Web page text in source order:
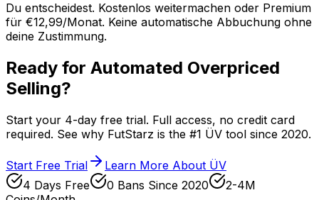
Du entscheidest. Kostenlos weitermachen oder Premium
für €12,99/Monat. Keine automatische Abbuchung ohne
deine Zustimmung.
Ready for Automated Overpriced
Selling?
Start your 4-day free trial. Full access, no credit card
required. See why FutStarz is the #1 ÜV tool since 2020.
Start Free Trial
Learn More About ÜV
4 Days Free
0 Bans Since 2020
2-4M